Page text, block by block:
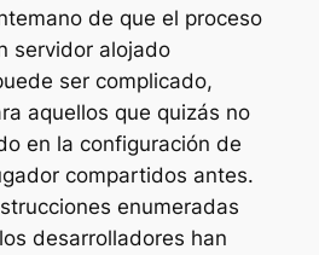
de que el proceso
servidor alojado
ser complicado,
aquellos que quizás no
en la configuración de
compartidos antes.
enumeradas
desarrolladores han